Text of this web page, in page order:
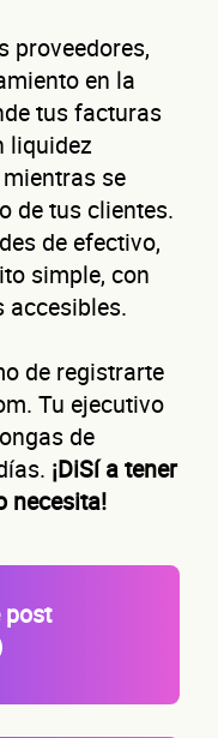
proveedores,
en la
tus facturas
liquidez
se
de tus clientes.
de efectivo,
simple, con
accesibles.
de registrarte
Tu ejecutivo
de
¡DiSí a tener
necesita!
post